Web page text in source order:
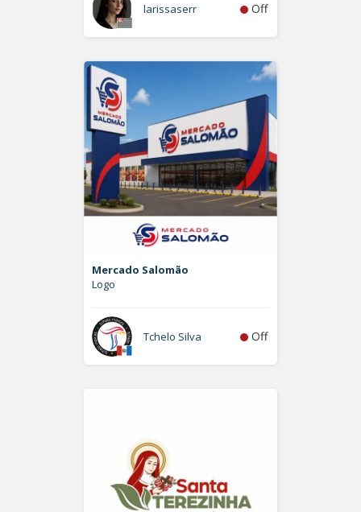
larissaserr Off
Mercado Salomão
Logo
Tchelo Silva Off